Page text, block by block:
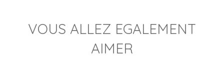
Berger - février 2022
Merci d abord de nous apporter cette chance de passer
VOUS ALLEZ EGALEMENT
AIMER